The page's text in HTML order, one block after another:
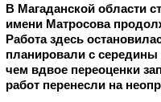
В Магаданской области
имени Матросова
Работа здесь
планировали с середины
чем вдвое переоценки
работ перенесли на